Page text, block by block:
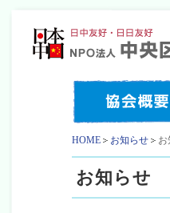
HOME お知らせ お
お知らせ